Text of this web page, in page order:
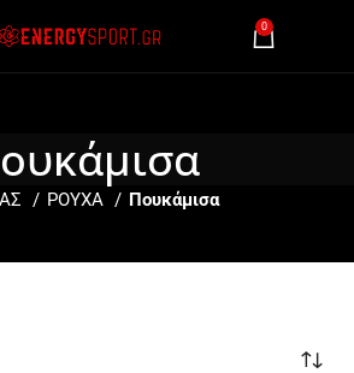
0
ΡΟΥΧΑ Πουκάμισα